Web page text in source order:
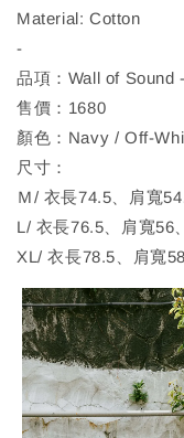
Material: Cotton
-
品項：Wall of Sound
售價：1680
顏色：Navy / Off-
尺寸：
Ｍ/ 衣長74.5、肩寬
L/ 衣長76.5、肩寬56
XL/ 衣長78.5、肩寬